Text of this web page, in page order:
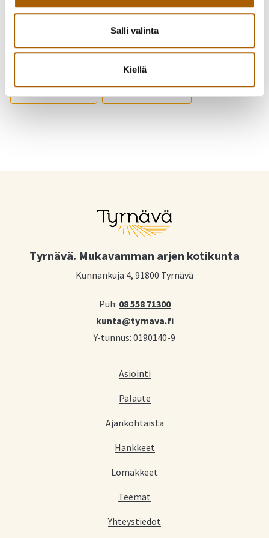
Salli valinta
Kiellä
Kutsu kaveri mukaan!
Jaa Twitterissä
Tyrnävä. Mukavamman arjen kotikunta
Kunnankuja 4, 91800 Tyrnävä
Puh: 08 558 71300
kunta@tyrnava.fi
Y-tunnus: 0190140-9
Asiointi
Palaute
Ajankohtaista
Hankkeet
Lomakkeet
Teemat
Yhteystiedot